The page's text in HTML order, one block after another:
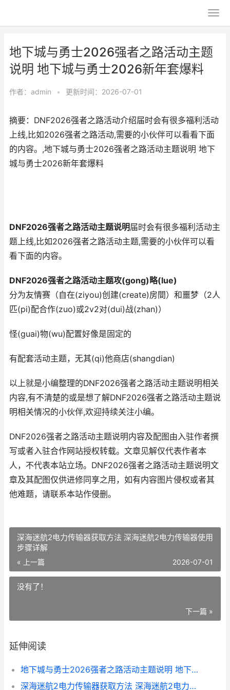
地下城与勇士2026强者之路活动主题
说明 地下城与勇士2026新年套爆料
作者： admin • 更新时间：2026-07-01
摘要：DNF2026强者之路活动介绍届时会有很多福利活动
上线,比如2026强者之路活动,需要的小伙伴可以看看下面
的内容。,地下城与勇士2026强者之路活动主题说明 地下
城与勇士2026新年套爆料
DNF2026强者之路活动主题说明届时会有很多福利活动主
题上线,比如2026强者之路活动主题,需要的小伙伴可以看
看下面的内容。
DNF2026强者之路活动主题攻(gong)略(lue)
分为友情赛（自在(ziyou)创建(create)房間）和噩梦（2人
匹(pi)配合作(zuo)或2v2对(dui)战(zhan)）
怪(guai)物(wu)配置好像是固定的
有配套活动主题，无其(qi)他商店(shangdian)
以上就是小编整理的DNF2026强者之路活动主题说明相关
内容,有不清楚的或是想了解DNF2026强者之路活动主题说
明相关情况的小伙伴,欢迎持续关注小编。
DNF2026强者之路活动主题说明内容及配图由入驻作者撰
写或者入驻合作网站授权转载。文章见解仅代表作者本
人，不代表本站立场。DNF2026强者之路活动主题说明文
章及其配图仅供进修同享之用，如有内容图片侵权或者其
他难题，请联系本站作侵删。
深海迷航2电力传输器获取方法 深海迷航2电力传输器使用
步骤详解
« 上一篇 2026-07-01
没有了！
下一篇 »
延伸阅读
地下城与勇士2026强者之路活动主题说明 地下城与勇士2026新年套爆料
深海迷航2电力传输器获取方法 深海迷航2电力传输器使用步骤详解